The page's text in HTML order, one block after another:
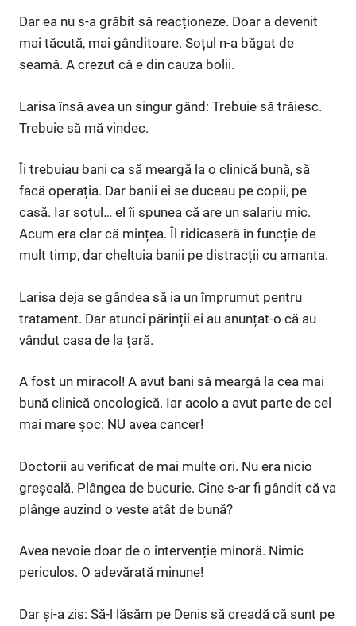
Dar ea nu s-a grăbit să reacționeze. Doar a devenit
mai tăcută, mai gânditoare. Soțul n-a băgat de
seamă. A crezut că e din cauza bolii.
Larisa însă avea un singur gând: Trebuie să trăiesc.
Trebuie să mă vindec.
Îi trebuiau bani ca să meargă la o clinică bună, să
facă operația. Dar banii ei se duceau pe copii, pe
casă. Iar soțul… el îi spunea că are un salariu mic.
Acum era clar că mințea. Îl ridicaseră în funcție de
mult timp, dar cheltuia banii pe distracții cu amanta.
Larisa deja se gândea să ia un împrumut pentru
tratament. Dar atunci părinții ei au anunțat-o că au
vândut casa de la țară.
A fost un miracol! A avut bani să meargă la cea mai
bună clinică oncologică. Iar acolo a avut parte de cel
mai mare șoc: NU avea cancer!
Doctorii au verificat de mai multe ori. Nu era nicio
greșeală. Plângea de bucurie. Cine s-ar fi gândit că va
plânge auzind o veste atât de bună?
Avea nevoie doar de o intervenție minoră. Nimic
periculos. O adevărată minune!
Dar și-a zis: Să-l lăsăm pe Denis să creadă că sunt pe